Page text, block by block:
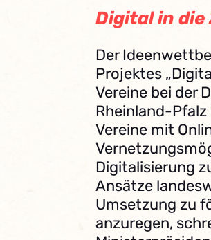
Digital in
Der
Projektes
Vereine bei der
Rheinland-
Vereine mit
Digitalisierung
Ansätze
Umsetzung zu
anzuregen,